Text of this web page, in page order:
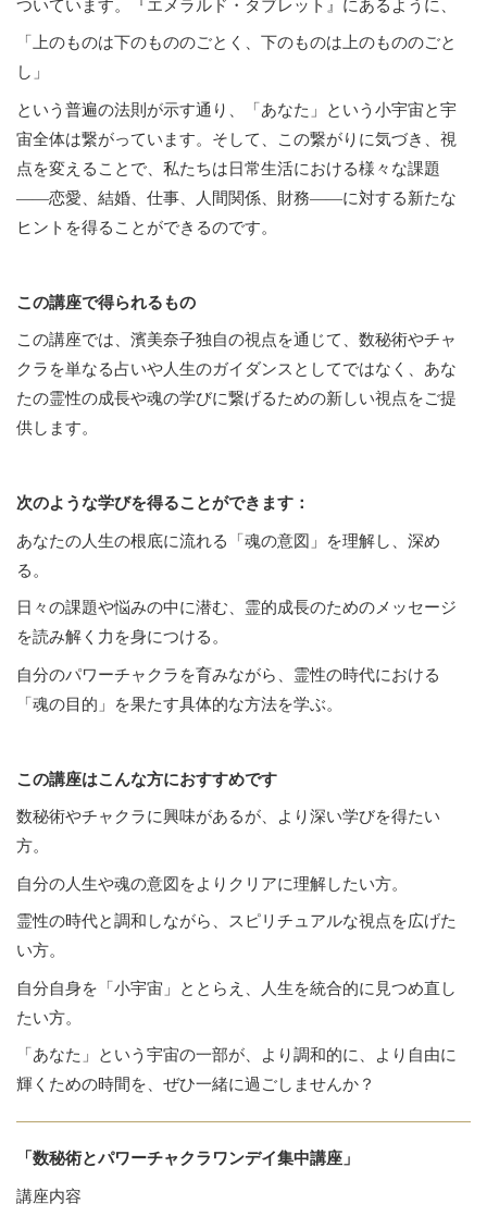
ついています。『エメラルド・タブレット』にあるように、
「上のものは下のもののごとく、下のものは上のもののごと
し」
という普遍の法則が示す通り、「あなた」という小宇宙と宇
宙全体は繋がっています。そして、この繋がりに気づき、視
点を変えることで、私たちは日常生活における様々な課題
――恋愛、結婚、仕事、人間関係、財務――に対する新たな
ヒントを得ることができるのです。
この講座で得られるもの
この講座では、濱美奈子独自の視点を通じて、数秘術やチャ
クラを単なる占いや人生のガイダンスとしてではなく、あな
たの霊性の成長や魂の学びに繋げるための新しい視点をご提
供します。
次のような学びを得ることができます：
あなたの人生の根底に流れる「魂の意図」を理解し、深め
る。
日々の課題や悩みの中に潜む、霊的成長のためのメッセージ
を読み解く力を身につける。
自分のパワーチャクラを育みながら、霊性の時代における
「魂の目的」を果たす具体的な方法を学ぶ。
この講座はこんな方におすすめです
数秘術やチャクラに興味があるが、より深い学びを得たい
方。
自分の人生や魂の意図をよりクリアに理解したい方。
霊性の時代と調和しながら、スピリチュアルな視点を広げた
い方。
自分自身を「小宇宙」ととらえ、人生を統合的に見つめ直し
たい方。
「あなた」という宇宙の一部が、より調和的に、より自由に
輝くための時間を、ぜひ一緒に過ごしませんか？
「数秘術とパワーチャクラワンデイ集中講座」
講座内容